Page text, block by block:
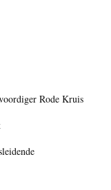
Rode Kruis